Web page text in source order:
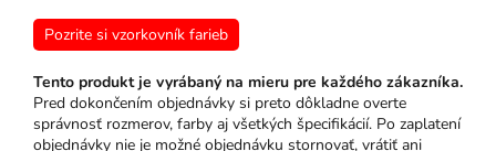
Pozrite si vzorkovník farieb
Tento produkt je vyrábaný na mieru pre každého zákazníka.
Pred dokončením objednávky si preto dôkladne overte
správnosť rozmerov, farby aj všetkých špecifikácií. Po zaplatení
objednávky nie je možné objednávku stornovať, vrátiť ani